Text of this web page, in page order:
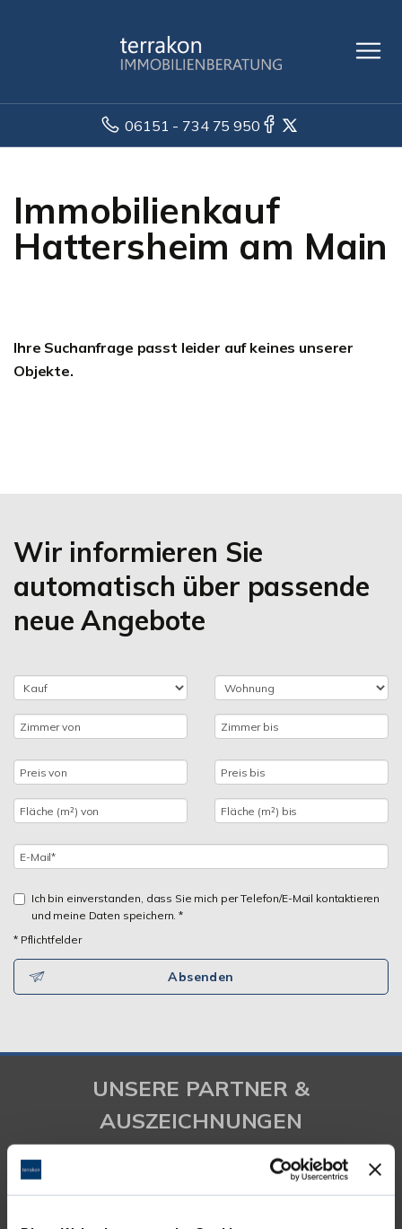
06151 - 734 75 950
Immobilienkauf
Hattersheim am Main
Ihre Suchanfrage passt leider auf keines unserer
Objekte.
Wir informieren Sie
automatisch über passende
neue Angebote
Ich bin einverstanden, dass Sie mich per Telefon/E-Mail kontaktieren
und meine Daten speichern. *
* Pflichtfelder
Absenden
UNSERE PARTNER &
AUSZEICHNUNGEN